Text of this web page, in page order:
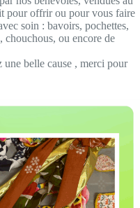
pour offrir ou pour vous faire
soin : bavoirs, pochettes,
chouchous, ou encore de
une belle cause , merci pour